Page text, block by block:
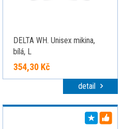
DELTA WH. Unisex mikina,
bílá, L
354,30 Kč
detail